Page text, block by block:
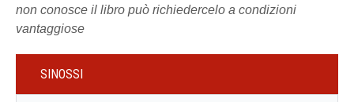
non conosce il libro può richiedercelo a condizioni
vantaggiose
SINOSSI